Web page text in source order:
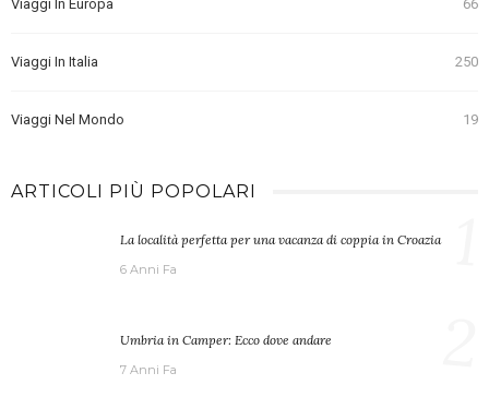
Viaggi In Europa 66
Viaggi In Italia 250
Viaggi Nel Mondo 19
ARTICOLI PIÙ POPOLARI
La località perfetta per una vacanza di coppia in Croazia
6 Anni Fa
Umbria in Camper: Ecco dove andare
7 Anni Fa